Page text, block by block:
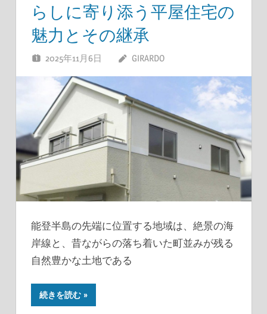
らしに寄り添う平屋住宅の
魅力とその継承
2025年11月6日 GIRARDO
能登半島の先端に位置する地域は、絶景の海
岸線と、昔ながらの落ち着いた町並みが残る
自然豊かな土地である
続きを読む